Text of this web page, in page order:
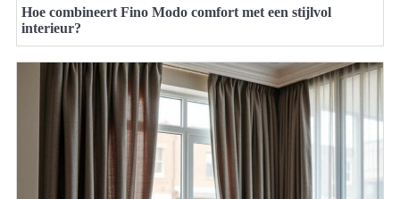
Hoe combineert Fino Modo comfort met een stijlvol
interieur?